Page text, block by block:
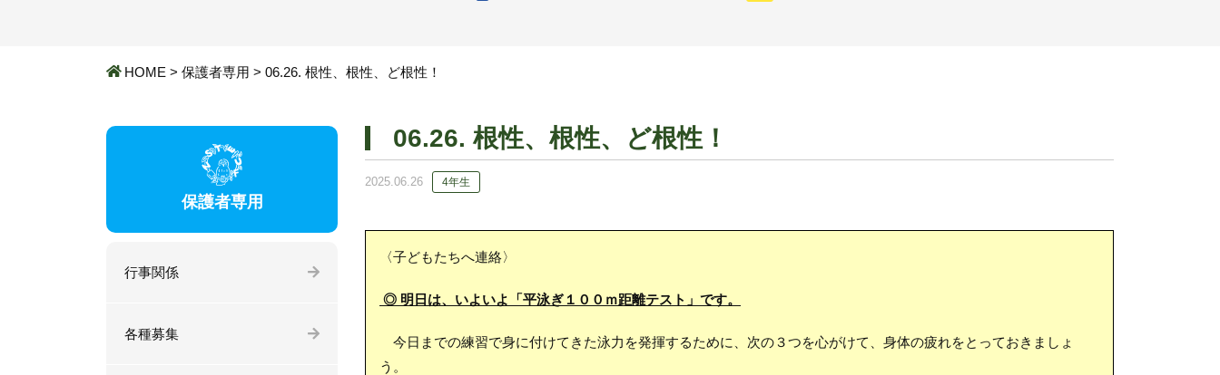
HOME > 保護者専用 > 06.26. 根性、根性、ど根性！
06.26. 根性、根性、ど根性！
2025.06.26 4年生
〈子どもたちへ連絡〉
◎ 明日は、いよいよ「平泳ぎ１００ｍ距離テスト」です。
今日までの練習で身に付けてきた泳力を発揮するために、次の３つを心がけて、身体の疲れをとっておきましょ
う。
保護者専用
行事関係
各種募集